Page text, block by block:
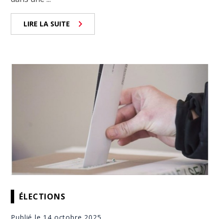
LIRE LA SUITE
ÉLECTIONS